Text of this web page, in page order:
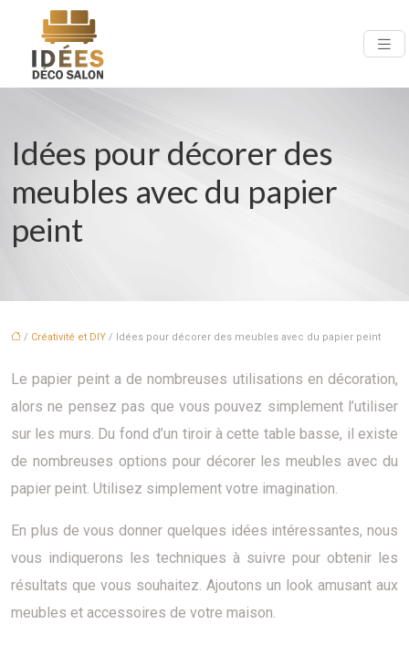
Idées pour décorer des
meubles avec du papier
peint
/ Créativité et DIY / Idées pour décorer des meubles avec du papier peint
Le papier peint a de nombreuses utilisations en décoration,
alors ne pensez pas que vous pouvez simplement l’utiliser
sur les murs. Du fond d’un tiroir à cette table basse, il existe
de nombreuses options pour décorer les meubles avec du
papier peint. Utilisez simplement votre imagination.
En plus de vous donner quelques idées intéressantes, nous
vous indiquerons les techniques à suivre pour obtenir les
résultats que vous souhaitez. Ajoutons un look amusant aux
meubles et accessoires de votre maison.